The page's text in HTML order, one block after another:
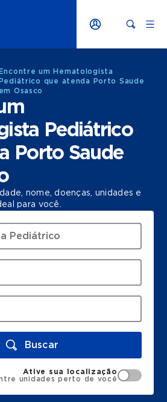
Encontre um Hematologista
Pediátrico que atenda Porto Saude
em Osasco
Pediátrico
Porto Saude
nome, doenças, unidades e
para você.
Buscar
Ative sua localização
unidades perto de você